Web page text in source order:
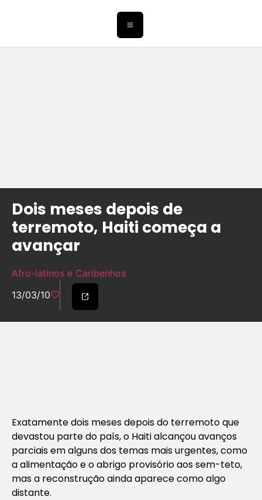
Dois meses depois de
terremoto, Haiti começa a
avançar
Afro-latinos e Caribenhos
13/03/10
Exatamente dois meses depois do terremoto que
devastou parte do país, o Haiti alcançou avanços
parciais em alguns dos temas mais urgentes, como
a alimentação e o abrigo provisório aos sem-teto,
mas a reconstrução ainda aparece como algo
distante.